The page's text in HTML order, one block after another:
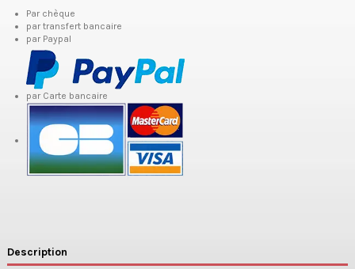
Par chèque
par transfert bancaire
par Paypal
par Carte bancaire
Description